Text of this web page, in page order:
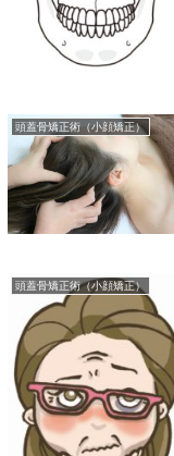
頭蓋骨矯正術（小顔矯正）
頭蓋骨矯正術（小顔矯正）